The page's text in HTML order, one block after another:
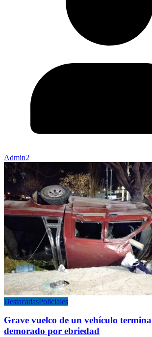
Admin2
DestacadasPoliciales
Grave vuelco de un vehículo
demorado por ebriedad